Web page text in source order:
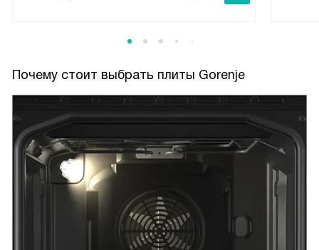
Почему стоит выбрать плиты Gorenje